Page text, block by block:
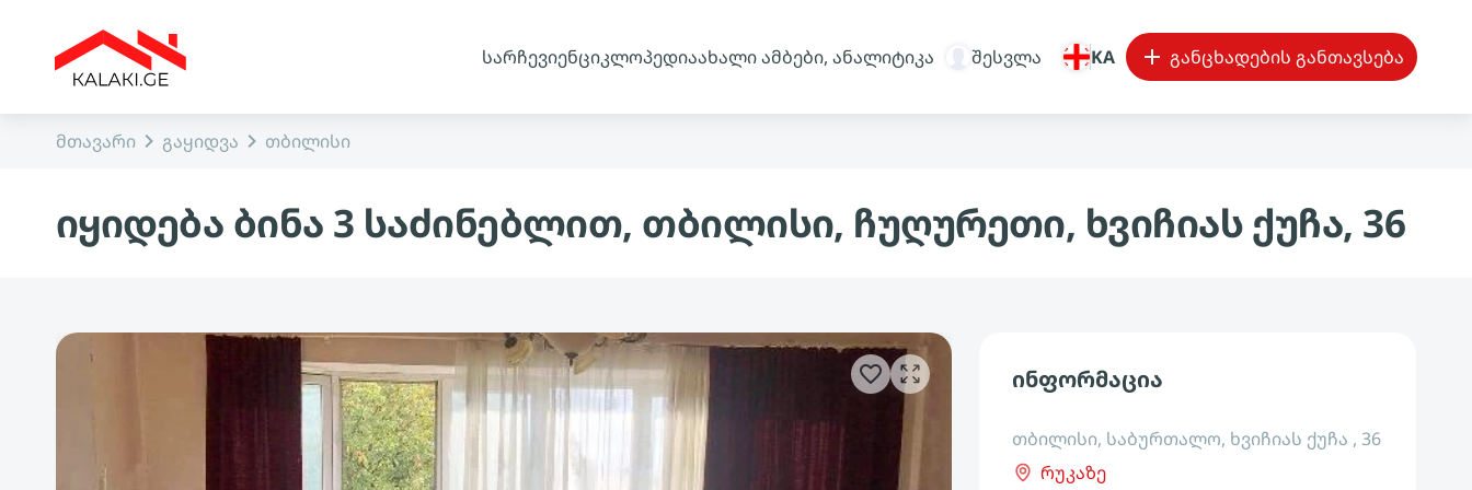
სარჩევიენციკლოპედიაახალი ამბები, ანალიტიკა შესვლა KA განცხადების განთავსება
მთავარი გაყიდვა თბილისი
იყიდება ბინა 3 საძინებლით, თბილისი, ჩუღურეთი, ხვიჩიას ქუჩა, 36
ინფორმაცია
თბილისი, საბურთალო, ხვიჩიას ქუჩა , 36
რუკაზე